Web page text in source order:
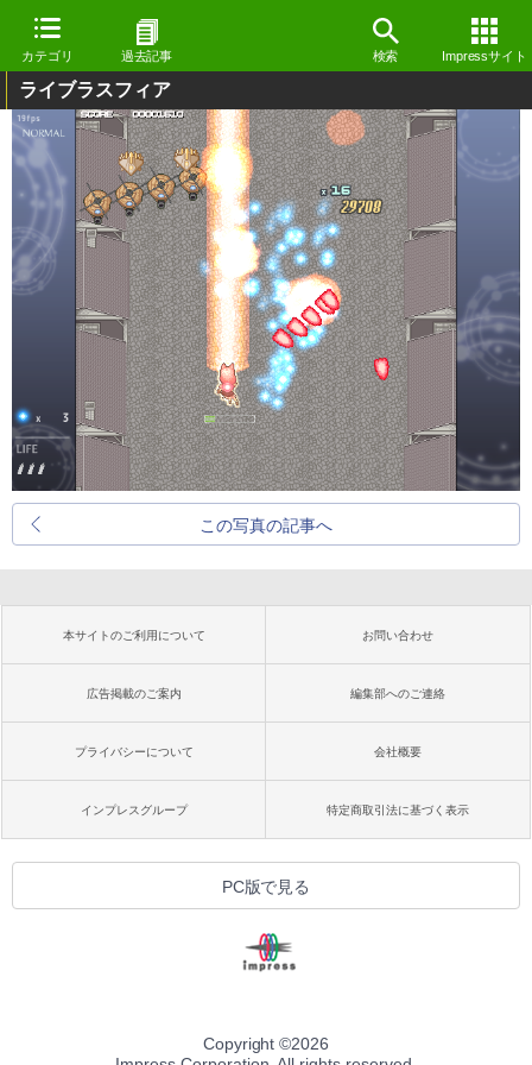
カテゴリ 過去記事 検索 Impressサイト
ライブラスフィア
この写真の記事へ
本サイトのご利用について お問い合わせ
広告掲載のご案内 編集部へのご連絡
プライバシーについて 会社概要
インプレスグループ 特定商取引法に基づく表示
PC版で見る
Copyright ©2026